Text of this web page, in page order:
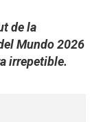
de la
Mundo 2026
irrepetible.